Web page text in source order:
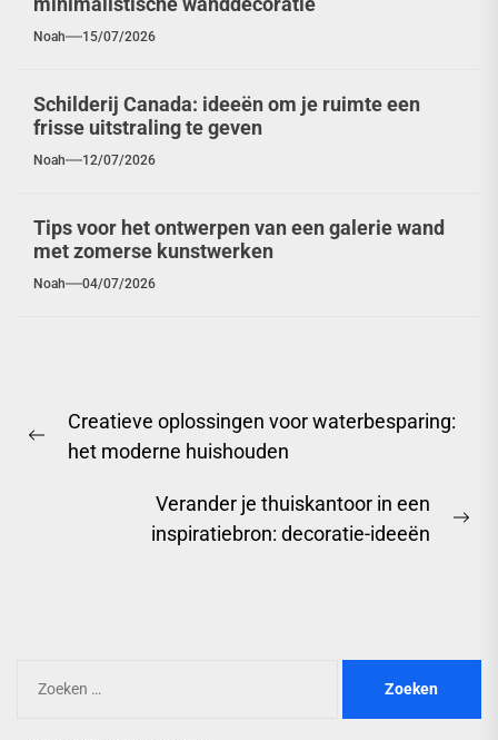
Noah 15/07/2026
Schilderij Canada: ideeën om je ruimte een
frisse uitstraling te geven
Noah 12/07/2026
Tips voor het ontwerpen van een galerie wand
met zomerse kunstwerken
Noah 04/07/2026
Previous
Creatieve oplossingen voor waterbesparing:
het moderne huishouden
Verander je thuiskantoor in een
inspiratiebron: decoratie-ideeën
naar: